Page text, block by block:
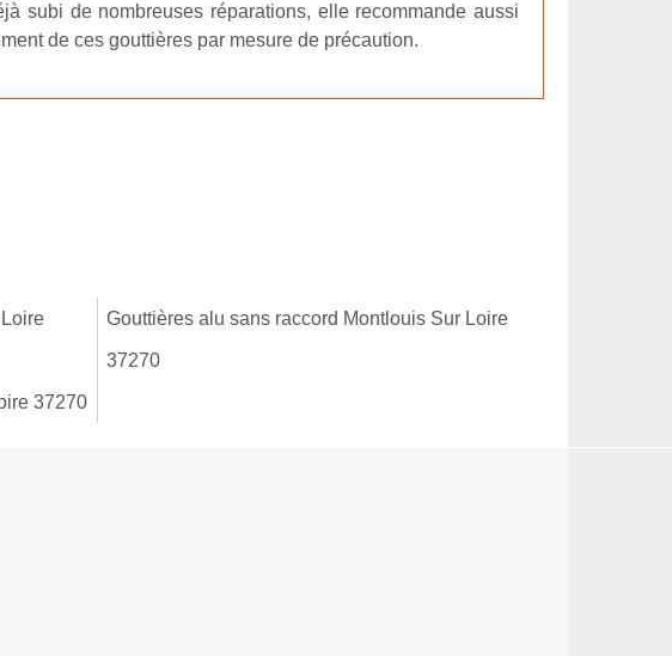
subi de nombreuses réparations, elle recommande aussi
de ces gouttières par mesure de précaution.
37270
Gouttières alu sans raccord Montlouis Sur Loire
37270